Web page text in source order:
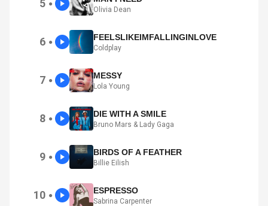
5 ●
Olivia Dean
6 ● FEELSLIKEIMFALLINGINLOVE
Coldplay
7 ● MESSY
Lola Young
8 ● DIE WITH A SMILE
Bruno Mars & Lady Gaga
9 ● BIRDS OF A FEATHER
Billie Eilish
10 ● ESPRESSO
Sabrina Carpenter